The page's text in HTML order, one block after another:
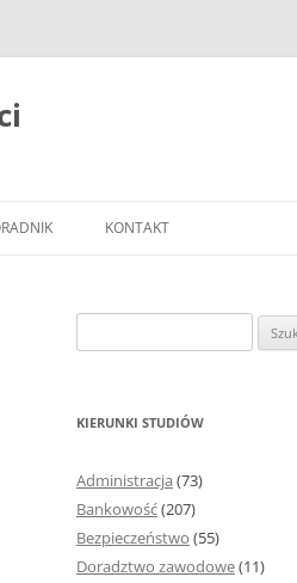
JAK ZBIERAĆ I OPRACOWYWAĆ
BIBLIOGRAFICZNYCH
ZAWARTOŚĆ I ROZMIAR PRACY
DYPLOMOWEJ
KONTAKT
KIERUNKI STUDIÓW
Administracja (73)
Bankowość(207)
Bezpieczeństwo (55)
Doradztwo zawodowe(11)